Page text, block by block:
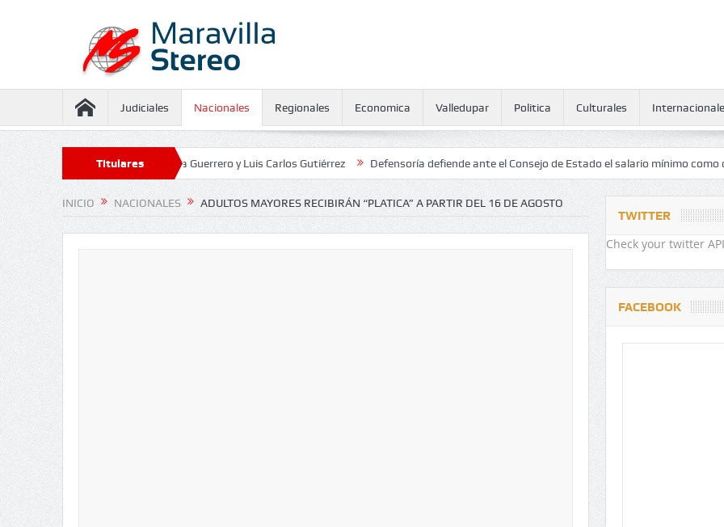
Judiciales Nacionales Regionales Economica Valledupar Politica Culturales
Titulares
contra Juliana Guerrero y Luis Carlos Gutiérrez Defensoría defiende ante el Consejo de Estado el salario mínimo como derecho
INICIO NACIONALES ADULTOS MAYORES RECIBIRÁN “PLATICA” A PARTIR DEL 16 DE AGOSTO
TWITTER
Check your twitter
FACEBOOK